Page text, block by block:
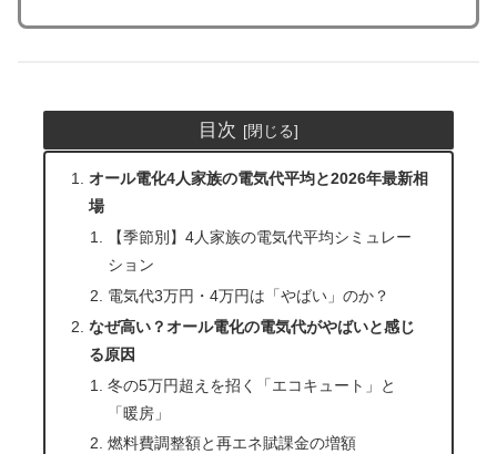
目次
オール電化4人家族の電気代平均と2026年最新相
場
【季節別】4人家族の電気代平均シミュレー
ション
電気代3万円・4万円は「やばい」のか？
なぜ高い？オール電化の電気代がやばいと感じ
る原因
冬の5万円超えを招く「エコキュート」と
「暖房」
燃料費調整額と再エネ賦課金の増額